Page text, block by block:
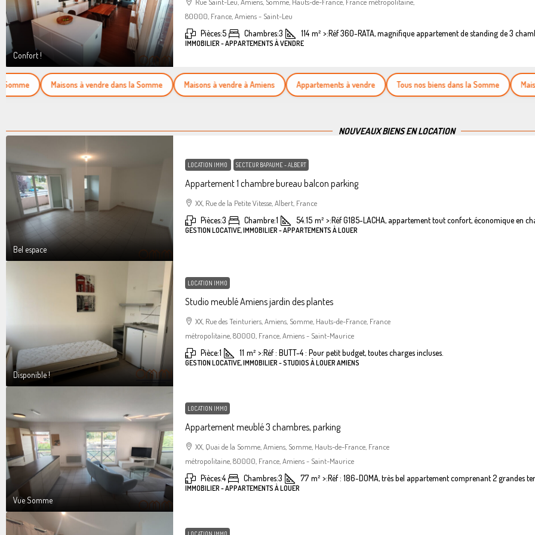
Confort !
80000, France, Amiens - Saint-Leu
Pièces:5 Chambres:3 114 m² >:Réf 360-RATA, magnifique appartement de standing de 3
IMMOBILIER - APPARTEMENTS À VENDRE
Maisons à vendre dans la Somme Maisons à vendre à Amiens Appartements à vendre Tous nos biens dans la Somme
NOUVEAUX BIENS EN LOCATION
Bel espace
LOCATION IMMO SECTEUR BAPAUME - ALBERT
Appartement 1 chambre bureau balcon parking
XX, Rue de la Petite Vitesse, Albert, France
Pièces:3 Chambre:1 54.15 m² >:Réf G185-LACHA, appartement tout confort, économique en
GESTION LOCATIVE, IMMOBILIER - APPARTEMENTS À LOUER
Disponible !
LOCATION IMMO
Studio meublé Amiens jardin des plantes
XX, Rue des Teinturiers, Amiens, Somme, Hauts-de-France, France
métropolitaine, 80000, France, Amiens - Saint-Maurice
Pièce:1 11 m² >:Réf : BUTT-4 : Pour petit budget, toutes charges incluses.
GESTION LOCATIVE, IMMOBILIER - STUDIOS À LOUER AMIENS
Vue Somme
LOCATION IMMO
Appartement meublé 3 chambres, parking
XX, Quai de la Somme, Amiens, Somme, Hauts-de-France, France
métropolitaine, 80000, France, Amiens - Saint-Maurice
Pièces:4 Chambres:3 77 m² >:Réf : 186-DOMA, très bel appartement comprenant 2 grandes
IMMOBILIER - APPARTEMENTS À LOUER